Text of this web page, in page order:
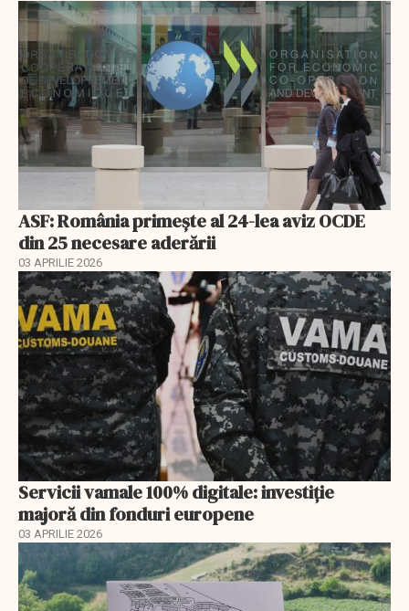
ASF: România primește al 24-lea aviz OCDE
din 25 necesare aderării
03 APRILIE 2026
Servicii vamale 100% digitale: investiție
majoră din fonduri europene
03 APRILIE 2026